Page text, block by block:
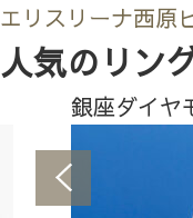
エリスリーナ西原
人気のリン
銀座ダイヤ